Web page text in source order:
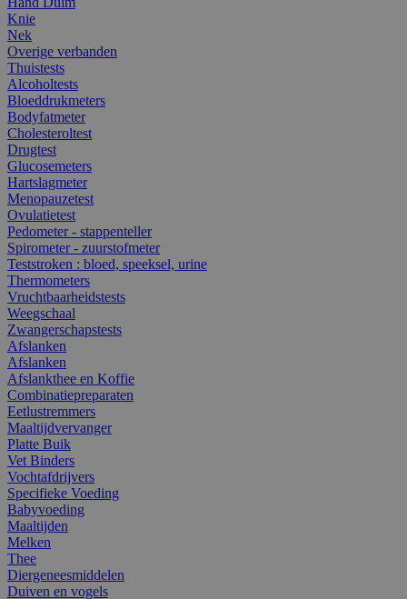
Knie
Nek
Overige verbanden
Thuistests
Alcoholtests
Bloeddrukmeters
Bodyfatmeter
Cholesteroltest
Drugtest
Glucosemeters
Hartslagmeter
Menopauzetest
Ovulatietest
Pedometer - stappenteller
Spirometer - zuurstofmeter
Teststroken : bloed, speeksel, urine
Thermometers
Vruchtbaarheidstests
Weegschaal
Zwangerschapstests
Afslanken
Afslanken
Afslankthee en Koffie
Combinatiepreparaten
Eetlustremmers
Maaltijdvervanger
Platte Buik
Vet Binders
Vochtafdrijvers
Specifieke Voeding
Babyvoeding
Maaltijden
Melken
Thee
Diergeneesmiddelen
Duiven en vogels